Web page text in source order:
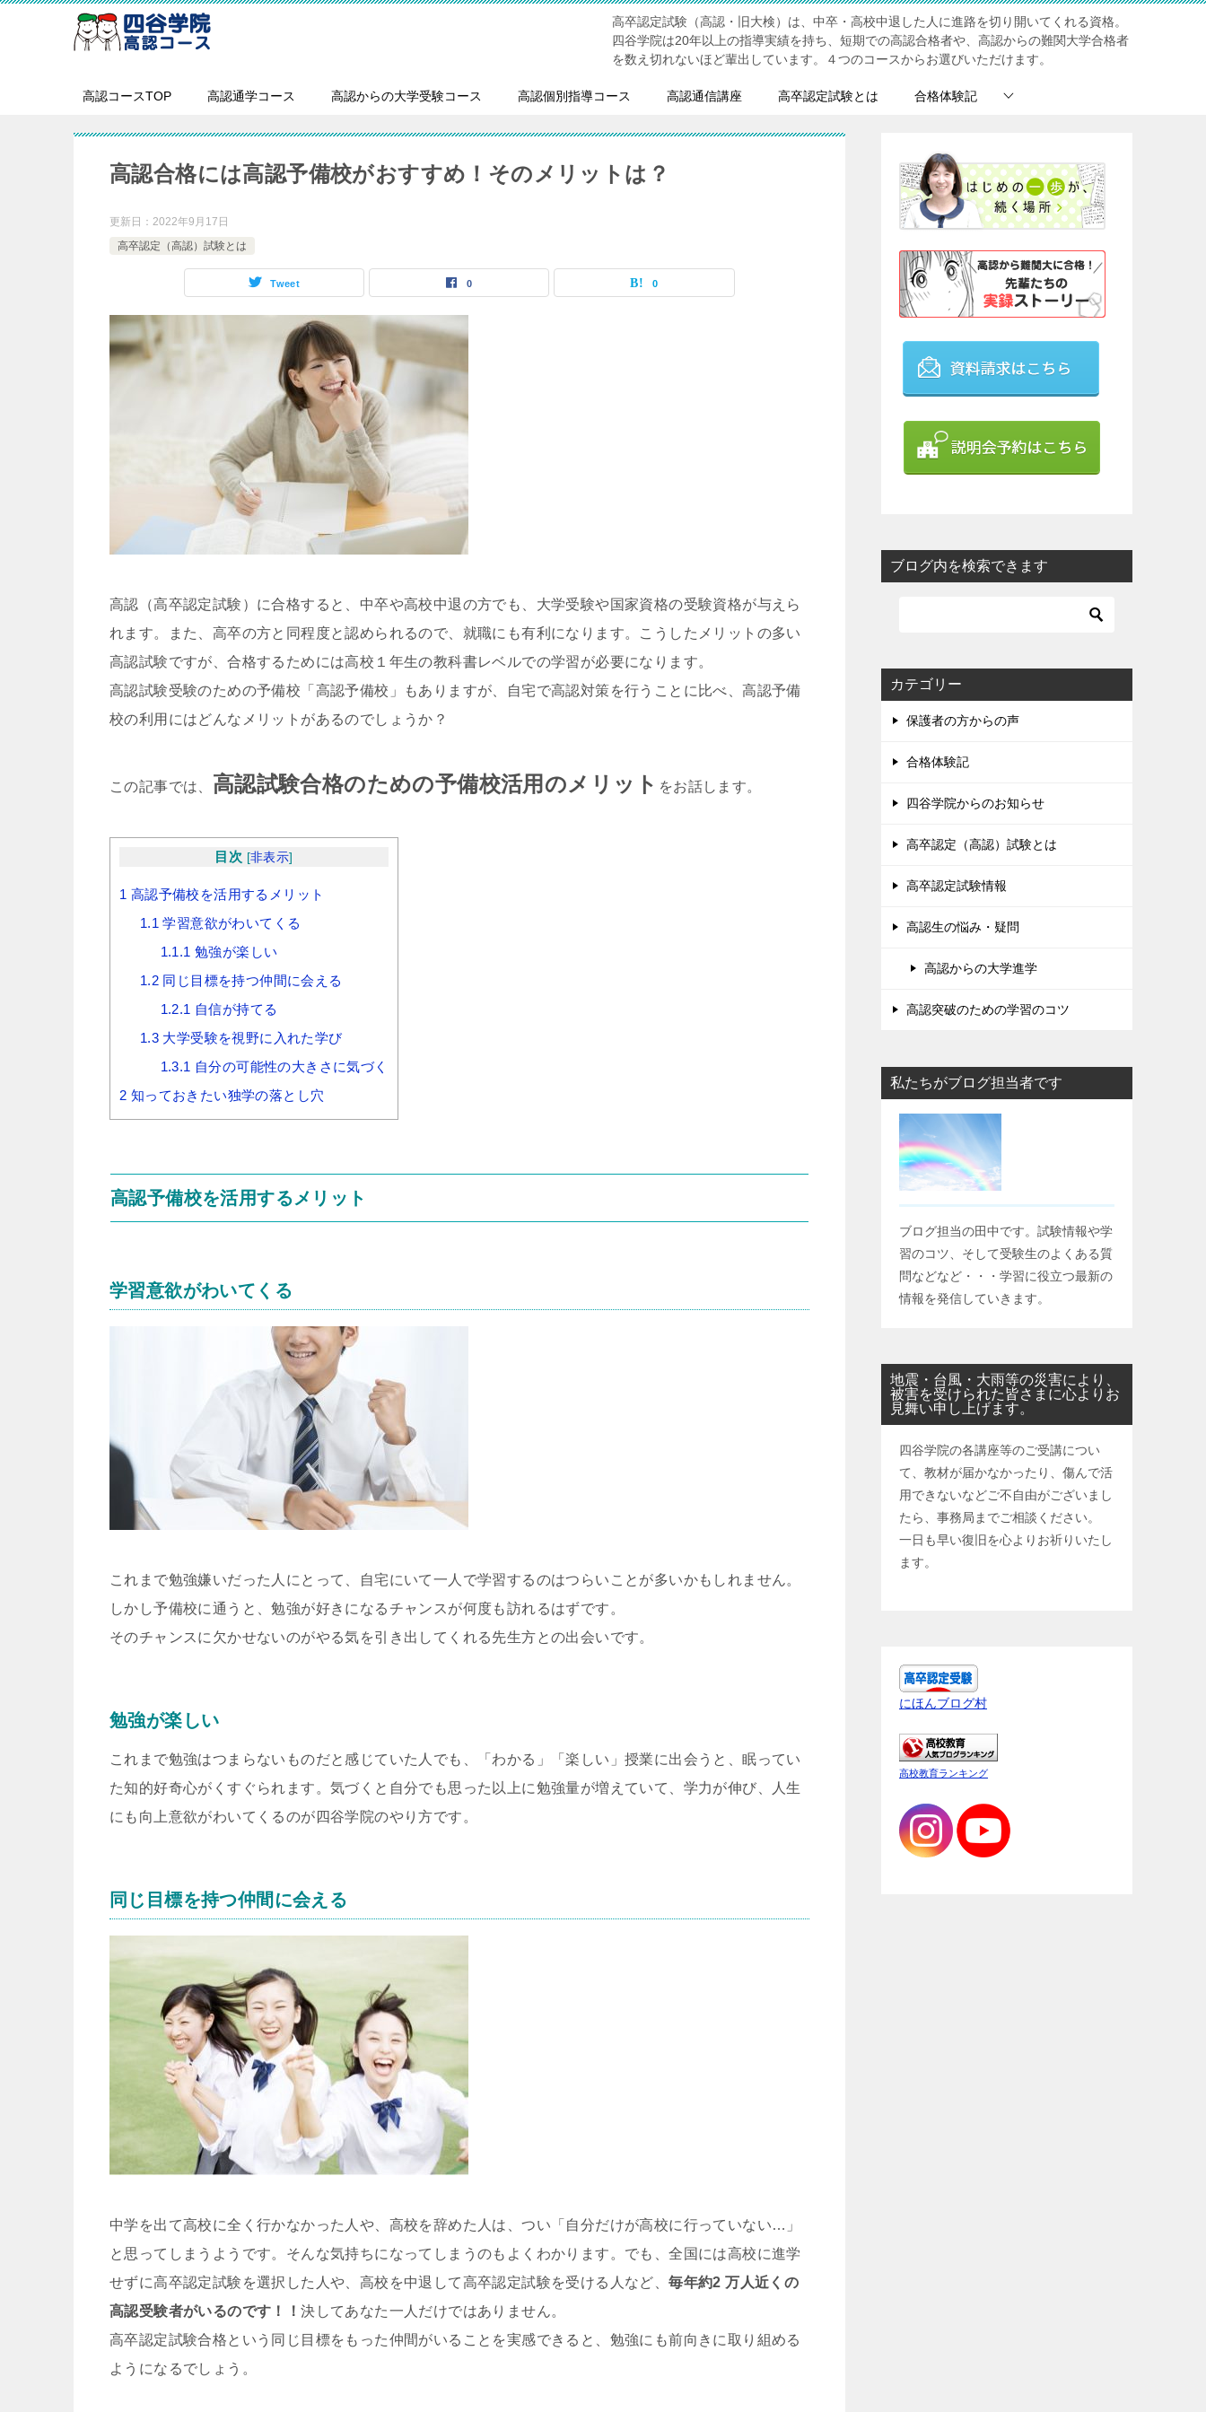
高卒認定試験（高認・旧大検）は、中卒・高校中退した人に進路を切り開いてくれる資格。
四谷学院は20年以上の指導実績を持ち、短期での高認合格者や、高認からの難関大学合格者
を数え切れないほど輩出しています。４つのコースからお選びいただけます。
高認コースTOP 高認通学コース 高認からの大学受験コース 高認個別指導コース 高認通信講座 高卒認定試験とは 合格体験記
高認合格には高認予備校がおすすめ！そのメリットは？
更新日： 2022年9月17日
高卒認定（高認）試験とは
Tweet 0 0
高認（高卒認定試験）に合格すると、中卒や高校中退の方でも、大学受験や国家資格の受験資格が与えら
れます。また、高卒の方と同程度と認められるので、就職にも有利になります。こうしたメリットの多い
高認試験ですが、合格するためには高校１年生の教科書レベルでの学習が必要になります。
高認試験受験のための予備校「高認予備校」もありますが、自宅で高認対策を行うことに比べ、高認予備
校の利用にはどんなメリットがあるのでしょうか？
この記事では、 高認試験合格のための予備校活用のメリット をお話します。
目次 [非表示]
1 高認予備校を活用するメリット
1.1 学習意欲がわいてくる
1.1.1 勉強が楽しい
1.2 同じ目標を持つ仲間に会える
1.2.1 自信が持てる
1.3 大学受験を視野に入れた学び
1.3.1 自分の可能性の大きさに気づく
2 知っておきたい独学の落とし穴
高認予備校を活用するメリット
学習意欲がわいてくる
これまで勉強嫌いだった人にとって、自宅にいて一人で学習するのはつらいことが多いかもしれません。
しかし予備校に通うと、勉強が好きになるチャンスが何度も訪れるはずです。
そのチャンスに欠かせないのがやる気を引き出してくれる先生方との出会いです。
勉強が楽しい
これまで勉強はつまらないものだと感じていた人でも、「わかる」「楽しい」授業に出会うと、眠ってい
た知的好奇心がくすぐられます。気づくと自分でも思った以上に勉強量が増えていて、学力が伸び、人生
にも向上意欲がわいてくるのが四谷学院のやり方です。
同じ目標を持つ仲間に会える
中学を出て高校に全く行かなかった人や、高校を辞めた人は、つい「自分だけが高校に行っていない…」
と思ってしまうようです。そんな気持ちになってしまうのもよくわかります。でも、全国には高校に進学
せずに高卒認定試験を選択した人や、高校を中退して高卒認定試験を受ける人など、毎年約2 万人近くの
高認受験者がいるのです！！決してあなた一人だけではありません。
高卒認定試験合格という同じ目標をもった仲間がいることを実感できると、勉強にも前向きに取り組める
ようになるでしょう。
ブログ内を検索できます
カテゴリー
保護者の方からの声
合格体験記
四谷学院からのお知らせ
高卒認定（高認）試験とは
高卒認定試験情報
高認生の悩み・疑問
高認からの大学進学
高認突破のための学習のコツ
私たちがブログ担当者です
ブログ担当の田中です。試験情報や学
習のコツ、そして受験生のよくある質
問などなど・・・学習に役立つ最新の
情報を発信していきます。
地震・台風・大雨等の災害により、
被害を受けられた皆さまに心よりお
見舞い申し上げます。
四谷学院の各講座等のご受講につい
て、教材が届かなかったり、傷んで活
用できないなどご不自由がございまし
たら、事務局までご相談ください。
一日も早い復旧を心よりお祈りいたし
ます。
にほんブログ村
高校教育ランキング